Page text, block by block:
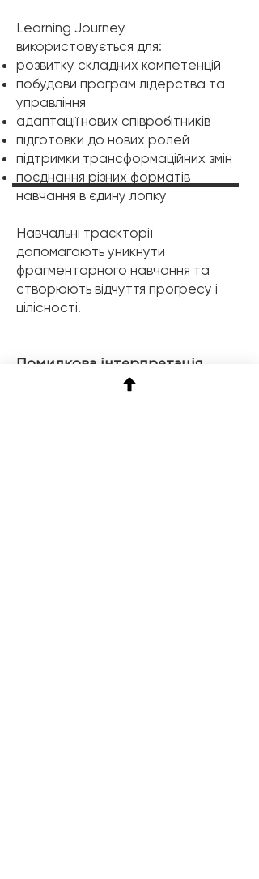
Learning Journey
використовується для:
розвитку складних компетенцій
побудови програм лідерства та
управління
адаптації нових співробітників
підготовки до нових ролей
підтримки трансформаційних змін
поєднання різних форматів
навчання в єдину логіку
Навчальні траєкторії
допомагають уникнути
фрагментарного навчання та
створюють відчуття прогресу і
цілісності.
Помилкова інтерпретація